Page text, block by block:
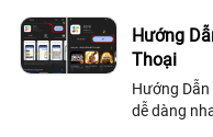
Hướng
Thoại
Hướng Dẫn
dễ dàng